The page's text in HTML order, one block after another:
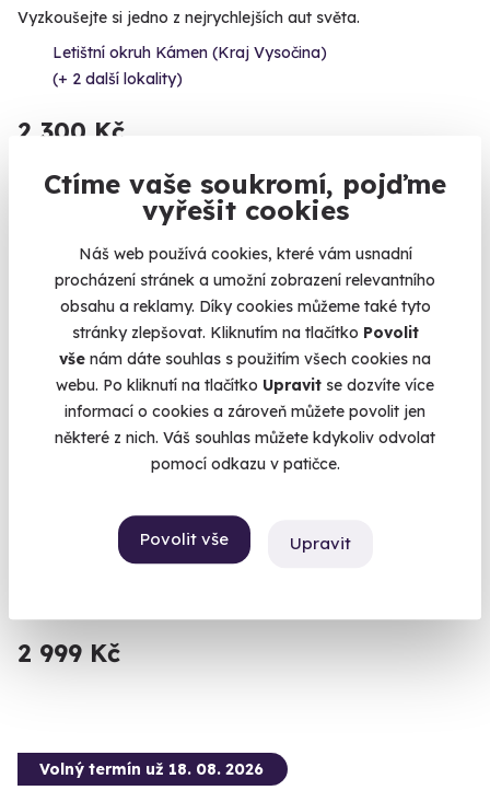
Ctíme vaše soukromí, pojďme
vyřešit cookies
Náš web používá cookies, které vám usnadní
procházení stránek a umožní zobrazení relevantního
obsahu a reklamy. Díky cookies můžeme také tyto
stránky zlepšovat. Kliknutím na tlačítko Povolit
vše nám dáte souhlas s použitím všech cookies na
webu. Po kliknutí na tlačítko Upravit se dozvíte více
informací o cookies a zároveň můžete povolit jen
některé z nich. Váš souhlas můžete kdykoliv odvolat
pomocí odkazu v patičce.
Povolit vše Upravit
Vyzkoušejte si jedno z nejrychlejších aut světa.
Letištní okruh Kámen (Kraj Vysočina)
(+ 2 další lokality)
2 300 Kč
8.9
Volný termín už 12. 08. 2026
Zážitková střelba: Zbraně z online stříleček -
Vyzkoušejte si naživo zbraně, které znáte z oblíbených
2 999 Kč
Volný termín už 18. 08. 2026